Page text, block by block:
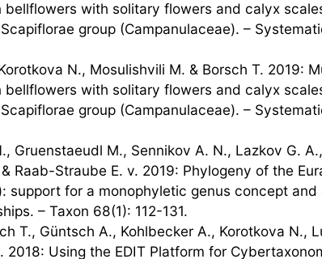
bellflowers with solitary flowers and calyx
group (Campanulaceae). –
N., Mosulishvili M. & Borsch T. 2019:
bellflowers with solitary flowers and calyx
group (Campanulaceae). –
Gruenstaeudl M., Sennikov A. N., Lazkov G.
Raab-Straube E. v. 2019: Phylogeny of the
support for a monophyletic genus concept
– Taxon 68(1): 112-131.
T., Güntsch A., Kohlbecker A., Korotkova N.,
2018: Using the EDIT Platform for